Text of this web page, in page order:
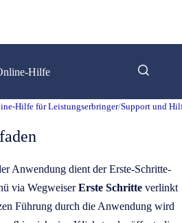
Hilfe
Hilfe für Leistungserbringer/Support und
Anwendung dient der Erste-Schritte-
via WegweiserErste Schritte verlinkt
Führung durch die Anwendung wird